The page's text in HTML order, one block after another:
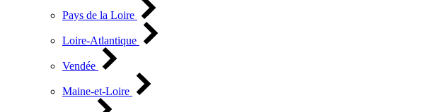
Pays de la Loire
Loire-Atlantique
Vendée
Maine-et-Loire